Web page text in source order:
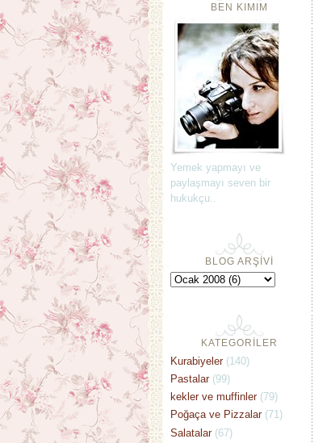
BEN KIMIM
Yemek yapmayı ve
paylaşmayı seven bir
hukukçu..
BLOG ARŞİVİ
KATEGORİLER
Kurabiyeler (140)
Pastalar (99)
kekler ve muffinler (79)
Poğaça ve Pizzalar (71)
Salatalar (67)